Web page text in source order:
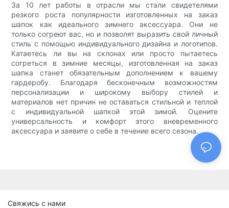
За 10 лет работы в отрасли мы стали свидетелями
резкого роста популярности изготовленных на заказ
шапок как идеального зимнего аксессуара. Они не
только согреют вас, но и позволят выразить свой личный
стиль с помощью индивидуального дизайна и логотипов.
Катаетесь ли вы на склонах или просто пытаетесь
согреться в зимние месяцы, изготовленная на заказ
шапка станет обязательным дополнением к вашему
гардеробу. Благодаря бесконечным возможностям
персонализации и широкому выбору стилей и
материалов нет причин не оставаться стильной и теплой
с индивидуальной шапкой этой зимой. Оцените
универсальность и комфорт этого вневременного
аксессуара и заявите о себе в течение всего сезона.
Свяжись с нами